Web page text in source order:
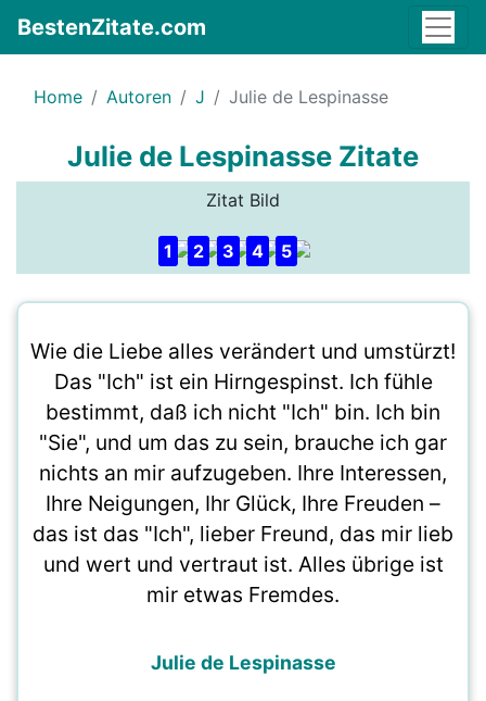
BestenZitate.com
Home Autoren J Julie de Lespinasse
Julie de Lespinasse Zitate
Zitat Bild
1 2 3 4 5
Wie die Liebe alles verändert und umstürzt!
Das "Ich" ist ein Hirngespinst. Ich fühle
bestimmt, daß ich nicht "Ich" bin. Ich bin
"Sie", und um das zu sein, brauche ich gar
nichts an mir aufzugeben. Ihre Interessen,
Ihre Neigungen, Ihr Glück, Ihre Freuden –
das ist das "Ich", lieber Freund, das mir lieb
und wert und vertraut ist. Alles übrige ist
mir etwas Fremdes.
Julie de Lespinasse